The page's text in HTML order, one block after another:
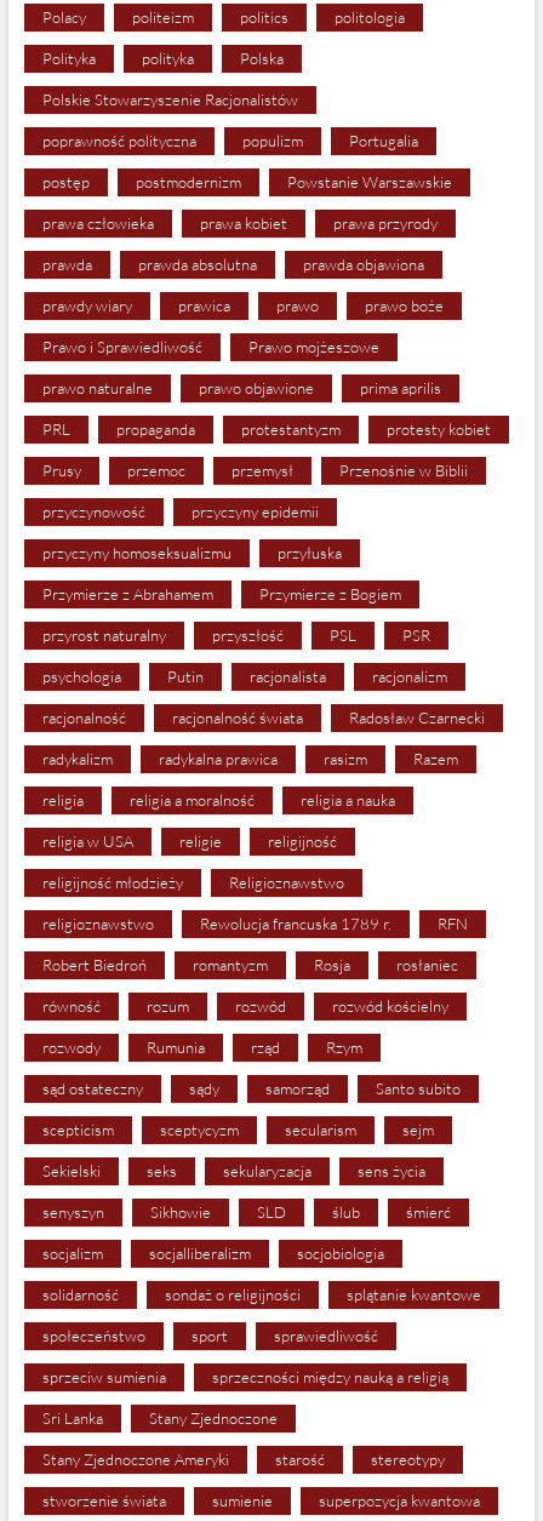
Polacy politeizm politics politologia
Polityka polityka Polska
Polskie Stowarzyszenie Racjonalistów
poprawność polityczna populizm Portugalia
postęp postmodernizm Powstanie Warszawskie
prawa człowieka prawa kobiet prawa przyrody
prawda prawda absolutna prawda objawiona
prawdy wiary prawica prawo prawo boże
Prawo i Sprawiedliwość Prawo mojżeszowe
prawo naturalne prawo objawione prima aprilis
PRL propaganda protestantyzm protesty kobiet
Prusy przemoc przemysł Przenośnie w Biblii
przyczynowość przyczyny epidemii
przyczyny homoseksualizmu przyłuska
Przymierze z Abrahamem Przymierze z Bogiem
przyrost naturalny przyszłość PSL PSR
psychologia Putin racjonalista racjonalizm
racjonalność racjonalność świata Radosław Czarnecki
radykalizm radykalna prawica rasizm Razem
religia religia a moralność religia a nauka
religia w USA religie religijność
religijność młodzieży Religioznawstwo
religioznawstwo Rewolucja francuska 1789 r. RFN
Robert Biedroń romantyzm Rosja rosłaniec
równość rozum rozwód rozwód kościelny
rozwody Rumunia rząd Rzym
sąd ostateczny sądy samorząd Santo subito
scepticism sceptycyzm secularism sejm
Sekielski seks sekularyzacja sens życia
senyszyn Sikhowie SLD ślub śmierć
socjalizm socjalliberalizm socjobiologia
solidarność sondaż o religijności splątanie kwantowe
społeczeństwo sport sprawiedliwość
sprzeciw sumienia sprzeczności między nauką a religią
Sri Lanka Stany Zjednoczone
Stany Zjednoczone Ameryki starość stereotypy
stworzenie świata sumienie superpozycja kwantowa